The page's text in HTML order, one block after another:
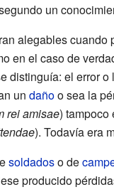
un
alegables
en el caso de
distinguía: el error
un dañoo sea la
rei amisae) tampoco
). Todavía era
soldadoso de
producido